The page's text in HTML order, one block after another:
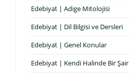
Edebiyat | Adige Mitolojisi
Edebiyat | Dil Bilgisi ve Dersleri
Edebiyat | Genel Konular
Edebiyat | Kendi Halinde Bir Şair